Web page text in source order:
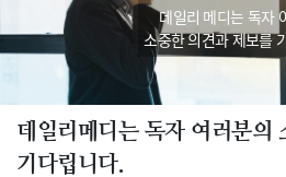
데일리 메디는 독자
소중한 의견과 제보를
데일리메디는 독자 여러분의
기다립니다.